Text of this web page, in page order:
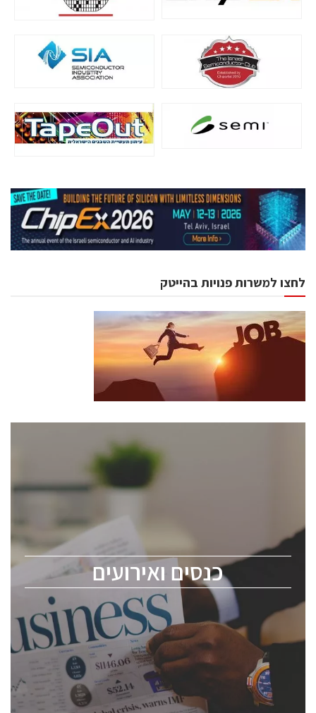
לחצו למשרות פנויות בהייטק
כנסים ואירועים
כנסים ואירועים
לכל העוסקים בתעשיית הסמיקונדקטור כולל מהנדסים,
ChipEx2026 will be held on May 12-13, 2026. The
conference is intended for everyone involved in the
semiconductor industry, including engineers,
professional experts, and senior executives.
לחץ לפרטים